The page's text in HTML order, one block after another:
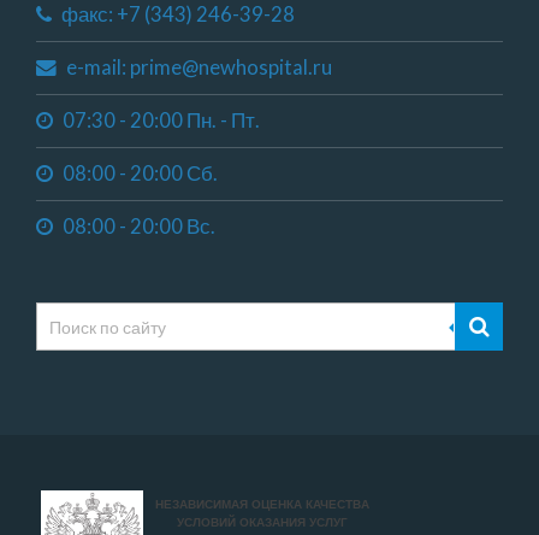
факс: +7 (343) 246-39-28
e-mail: prime@newhospital.ru
07:30 - 20:00 Пн. - Пт.
08:00 - 20:00 Сб.
08:00 - 20:00 Вс.